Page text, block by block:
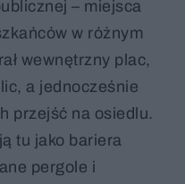
– miejsca
w różnym
wewnętrzny plac,
a jednocześnie
przejść na osiedlu.
tu jako bariera
pergole i